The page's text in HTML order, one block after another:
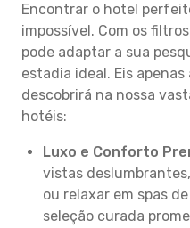
Encontrar o hotel
impossível. Com os
pode adaptar a sua
estadia ideal. Eis
descobrirá na nossa
hotéis:
Luxo e Conforto
vistas
ou relaxar em spas
seleção curada